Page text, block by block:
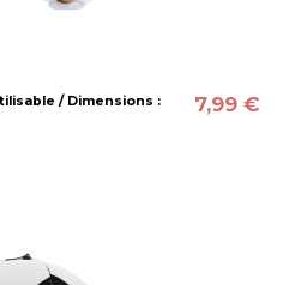
/ Dimensions :
7,99 €